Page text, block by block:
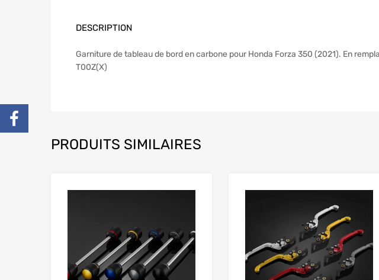
DESCRIPTION
Garniture de tableau de bord en carbone pour Honda Forza 350 (2021). En
T00Z(X)
PRODUITS SIMILAIRES